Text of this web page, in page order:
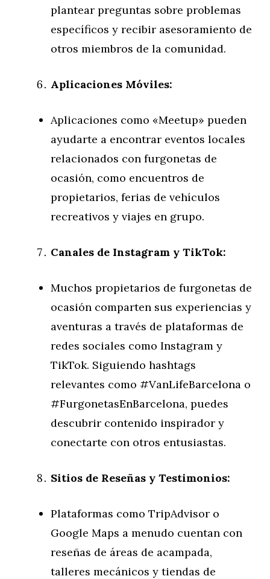
plantear preguntas sobre problemas
específicos y recibir asesoramiento de
otros miembros de la comunidad.
Aplicaciones Móviles:
Aplicaciones como «Meetup» pueden
ayudarte a encontrar eventos locales
relacionados con furgonetas de
ocasión, como encuentros de
propietarios, ferias de vehículos
recreativos y viajes en grupo.
Canales de Instagram y TikTok:
Muchos propietarios de furgonetas de
ocasión comparten sus experiencias y
aventuras a través de plataformas de
redes sociales como Instagram y
TikTok. Siguiendo hashtags
relevantes como #VanLifeBarcelona o
#FurgonetasEnBarcelona, puedes
descubrir contenido inspirador y
conectarte con otros entusiastas.
Sitios de Reseñas y Testimonios:
Plataformas como TripAdvisor o
Google Maps a menudo cuentan con
reseñas de áreas de acampada,
talleres mecánicos y tiendas de